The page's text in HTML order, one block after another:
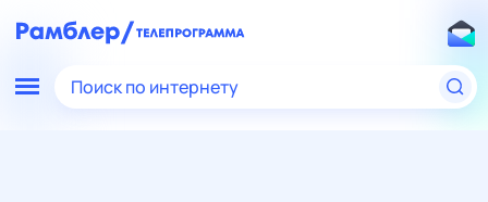
Поиск по интернету